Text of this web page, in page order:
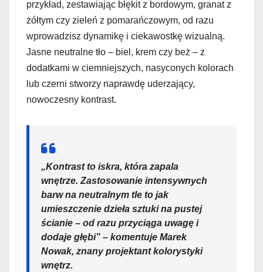
przykład, zestawiając błękit z bordowym, granat z
żółtym czy zieleń z pomarańczowym, od razu
wprowadzisz dynamikę i ciekawostkę wizualną.
Jasne neutralne tło – biel, krem czy beż – z
dodatkami w ciemniejszych, nasyconych kolorach
lub czerni stworzy naprawdę uderzający,
nowoczesny kontrast.
„Kontrast to iskra, która zapala
wnętrze. Zastosowanie intensywnych
barw na neutralnym tle to jak
umieszczenie dzieła sztuki na pustej
ścianie – od razu przyciąga uwagę i
dodaje głębi” – komentuje Marek
Nowak, znany projektant kolorystyki
wnętrz.